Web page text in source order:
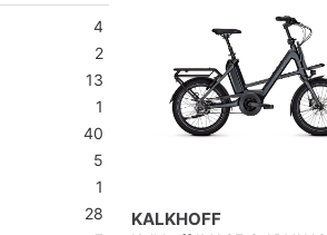
4
2
13
1
40
5
1
28
KALKHOFF